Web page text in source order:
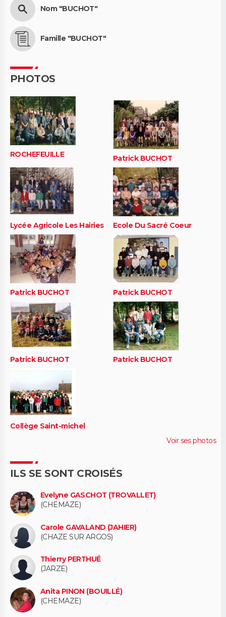
Nom "BUCHOT"
Famille "BUCHOT"
PHOTOS
ROCHEFEUILLE Patrick BUCHOT
Lycée Agricole Les Hairies Ecole Du Sacré Coeur
Patrick BUCHOT Patrick BUCHOT
Patrick BUCHOT Patrick BUCHOT
Collège Saint-michel
Voir ses photos
ILS SE SONT CROISÉS
Evelyne GASCHOT (TROVALLET)
(CHEMAZE)
Carole GAVALAND (JAHIER)
(CHAZE SUR ARGOS)
Thierry PERTHUÉ
(JARZE)
Anita PINON (BOUILLÉ)
(CHEMAZE)